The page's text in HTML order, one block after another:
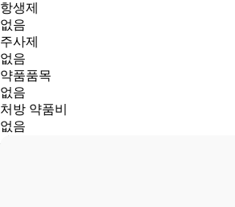
항생제
없음
주사제
없음
약품품목
없음
처방 약품비
없음